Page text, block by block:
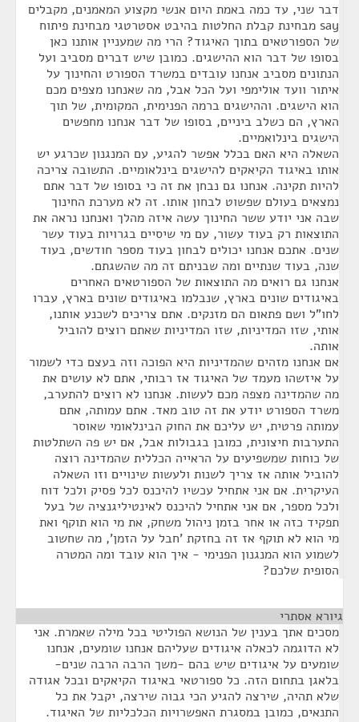
דבר שני, עד כמה באמת היום אנשי מקצוע המאמנים, מקבלים
say מבחינת קבלת החלטות בהיבט אסטרטגי מבחינת פיתוח
של הספורטאים בתוך האיגוד? הרי מה שמעניין אותנו כאן
בסופו של דבר הוא ההישגים. כמובן שיש דברים מסביב ועל
הנתונים מסביב אנחנו עובדים במשרד הספורט והחינוך על
איתור וועד אולימפי ועל הכל אבל, מה שאנחנו מצפים מכם
הוא הישגים. וההישגים ברמה הפנימית, המקומית, של תוך
הארץ, הם כשלב ביניים, בסופו של דבר אנחנו מחפשים
הישגים בינלואמיים.
השאלה היא האם בכלל אפשר להגיע, עם המנגנון שכרגע יש
אותו באיגוד הקיאקים להישגים בינלאומיים. התשובה צריכה
להיות תקינה. אנחנו גם נבחן את זה כי בסופו של דבר אתם
נמצאים בעולם שפשוט לבחון אותו. זה לא מערכת החינוך
שבה אני יודע ששר החינוך עשה איזה מהלך ואנחנו נראה את
התוצאות רק בעוד עשור, עם מי שיסיים בגרויות בעוד עשר
שנים. אתכם אנחנו יכולים לבחון בעוד מספר חודשים, בעוד
שנה, בעוד שנתיים ומה שבניתם זה מה שהשגתם.
אנחנו גם רואים מה התוצאות של הספורטאים האחרים
באיגודים שונים בארץ, שנבלמו באיגודים שונים בארץ, עברו
לחו"ל ושם פתאום הם מזנקים. אתם צריכים לשכנע אותנו,
אותי, שזו המדיניות, שזו המדיניות שאתם רוצים להוביל
אותה.
אם אנחנו מזהים שהמדיניות היא הפוכה וזה בעצם כדי לשמור
על איזשהו מעמד של האיגוד אז רבותי, אתם לא עושים את
מה שהמדינה מצפה מכם לעשות. אנחנו לא רוצים להתערב,
משרד הספורט יודע את זה טוב מאד. אתם עמותה, אתם
עמותה פרטית, יש עליכם את החוק הבינלאומי שאוסר
התערבות חיצונית, כמובן בגבולות אבל, אם יש פה השתלטות
של כוחות שמשפיעים על הראייה הכללית שהמדינה רוצה
להוביל אותה אז צריך לשנות ולעשות שינויים וזו השאלה
העיקרית. אם אני אתחיל עכשיו להיכנס לכל פסיק ולכל דוח
ולכל מספר, אם אני אתחיל להיכנס לאינטיליגנציה של בעל
תפקיד כזה או אחר בזמן ניהול משחק, את מי הוא תוקף ואת
מי הוא לא תוקף אז זה בחזקת 'חבל על הזמן', מה שחשוב
לשמוע הוא המנגנון הפנימי - איך הוא עובד ומה המטרה
הסופית שלכם?
גיורא אסתרי
מסכים אתך בענין של הנושא הפוליטי בכל מילה שאמרת. אני
לא הדוגמה לכאלה איגודים שעליהם אנחנו שומעים, אנחנו
שומעים על איגודים שיש בהם -משך הרבה הרבה שנים-
בלאגן בתחום הזה. כל ספורטאי באיגוד הקיאקים ובכל אגודה
שלא תהיה, שירצה להגיע הכי גבוה שירצה, יקבל את כל
התנאים, כמובן במסגרת האפשרויות הכלכליות של האיגוד.